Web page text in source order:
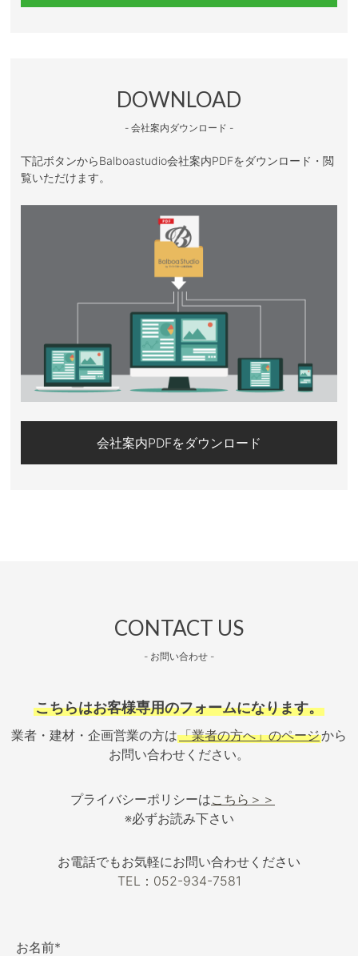
DOWNLOAD
- 会社案内ダウンロード -
下記ボタンからBalboastudio会社案内PDFをダウンロード・閲
覧いただけます。
会社案内PDFをダウンロード
CONTACT US
- お問い合わせ -
こちらはお客様専用のフォームになります。
業者・建材・企画営業の方は「業者の方へ」のページから
お問い合わせください。
プライバシーポリシーはこちら＞＞
※必ずお読み下さい
お電話でもお気軽にお問い合わせください
TEL：052-934-7581
お名前*